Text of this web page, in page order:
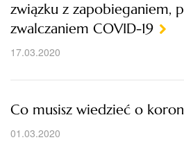
związku z zapobieganiem,
zwalczaniem COVID-19
17.03.2020
Co musisz wiedzieć o
01.03.2020